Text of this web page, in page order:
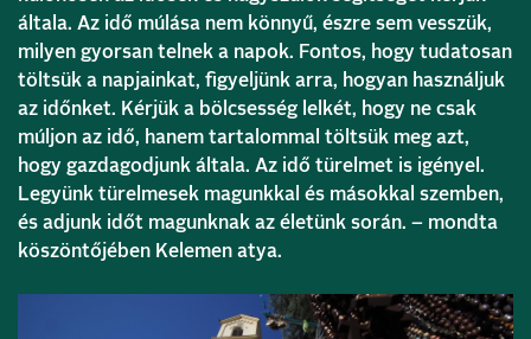
általa. Az idő múlása nem könnyű, észre sem vesszük,
milyen gyorsan telnek a napok. Fontos, hogy tudatosan
töltsük a napjainkat, figyeljünk arra, hogyan használjuk
az időnket. Kérjük a bölcsesség lelkét, hogy ne csak
múljon az idő, hanem tartalommal töltsük meg azt,
hogy gazdagodjunk általa. Az idő türelmet is igényel.
Legyünk türelmesek magunkkal és másokkal szemben,
és adjunk időt magunknak az életünk során. – mondta
köszöntőjében Kelemen atya.